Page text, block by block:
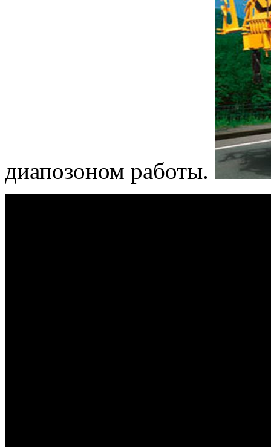
диапозоном работы.